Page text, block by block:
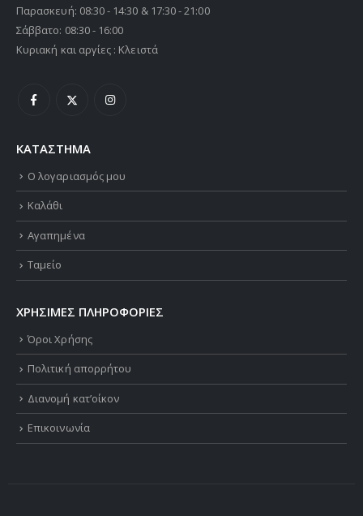
Παρασκευή: 08:30 - 14:30 & 17:30 - 21:00
Σάββατο: 08:30 - 16:00
Κυριακή και αργίες : Κλειστά
ΚΑΤΑΣΤΗΜΑ
Ο λογαριασμός μου
Καλάθι
Αγαπημένα
Ταμείο
ΧΡΗΣΙΜΕΣ ΠΛΗΡΟΦΟΡΙΕΣ
Όροι Χρήσης
Πολιτική απορρήτου
Διανομή κατ’οίκον
Επικοινωνία